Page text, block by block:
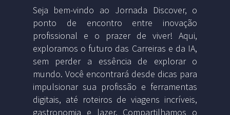
Seja bem-vindo ao Jornada Discover, o
ponto de encontro entre inovação
profissional e o prazer de viver! Aqui,
exploramos o futuro das Carreiras e da IA,
sem perder a essência de explorar o
mundo. Você encontrará desde dicas para
impulsionar sua profissão e ferramentas
digitais, até roteiros de viagens incríveis,
gastronomia e lazer. Compartilhamos o